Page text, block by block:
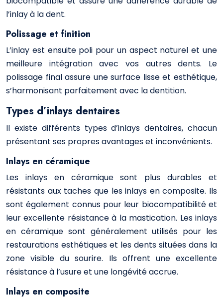
l’inlay à la dent.
Polissage et finition
L’inlay est ensuite poli pour un aspect naturel et une
meilleure intégration avec vos autres dents. Le
polissage final assure une surface lisse et esthétique,
s’harmonisant parfaitement avec la dentition.
Types d’inlays dentaires
Il existe différents types d’inlays dentaires, chacun
présentant ses propres avantages et inconvénients.
Inlays en céramique
Les inlays en céramique sont plus durables et
résistants aux taches que les inlays en composite. Ils
sont également connus pour leur biocompatibilité et
leur excellente résistance à la mastication. Les inlays
en céramique sont généralement utilisés pour les
restaurations esthétiques et les dents situées dans la
zone visible du sourire. Ils offrent une excellente
résistance à l’usure et une longévité accrue.
Inlays en composite